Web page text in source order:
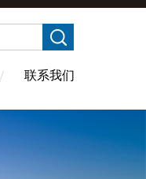
联系我们